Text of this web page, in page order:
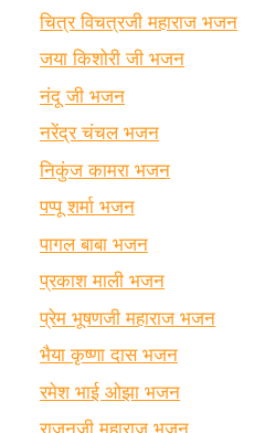
चित्र विचत्रजी महाराज भजन
जया किशोरी जी भजन
नंदू जी भजन
नरेंद्र चंचल भजन
निकुंज कामरा भजन
पप्पू शर्मा भजन
पागल बाबा भजन
प्रकाश माली भजन
प्रेम भूषणजी महाराज भजन
भैया कृष्णा दास भजन
रमेश भाई ओझा भजन
राजनजी महाराज भजन